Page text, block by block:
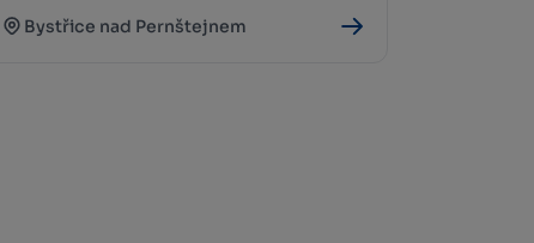
Bystřice nad Pernštejnem